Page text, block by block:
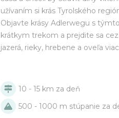
užívaním si krás Tyrolského
Objavte krásy Adlerwegu s týmto
krátkym trekom a prejdite sa
jazerá, rieky, hrebene a oveľa
10 - 15 km za deň
500 - 1000 m stúpanie za